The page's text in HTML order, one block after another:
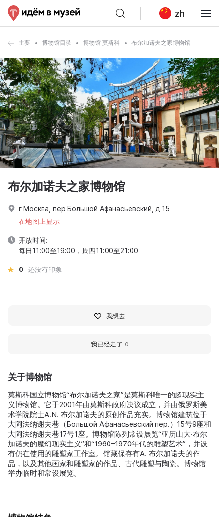
zh
主要 博物馆目录 博物馆 莫斯科 布尔加诺夫之家博物馆
关于博物馆
莫斯科国立博物馆“布尔加诺夫之家”是莫斯科唯一的超现实主
义博物馆。它于2001年由莫斯科政府决议成立，并由俄罗斯美
术学院院士A.N. 布尔加诺夫的原创作品充实。博物馆建筑位于
大阿法纳谢夫巷（Большой Афанасьевский пер.）15号9座和
大阿法纳谢夫巷17号1座。博物馆陈列常设展览“亚历山大·布尔
加诺夫的魔幻现实主义”和“1960–1970年代的雕塑艺术”，并设
有仍在使用的雕塑家工作室。馆藏保存有A. 布尔加诺夫的作
品，以及其他画家和雕塑家的作品、古代雕塑与陶瓷。博物馆
举办临时和常设展览。
布尔加诺夫之家博物馆
г Москва, пер Большой Афанасьевский, д 15
在地图上显示
开放时间:
每日11:00至19:00，周四11:00至21:00
0 还没有印象
我想去
我已经走了 0